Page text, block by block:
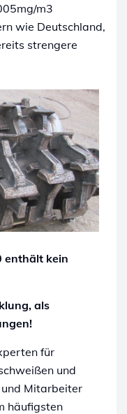
m3
wie Deutschland,
strengere
enthält kein
als
für
und
und Mitarbeiter
häufigsten